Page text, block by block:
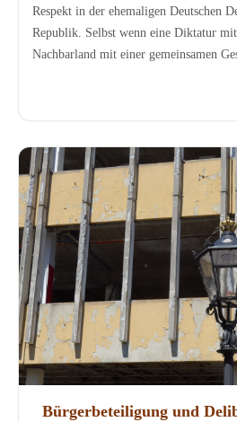
Respekt in der ehemaligen Deutschen
Republik. Selbst wenn eine Diktatur
Nachbarland mit einer gemeinsamen
Bürgerbeteiligung und